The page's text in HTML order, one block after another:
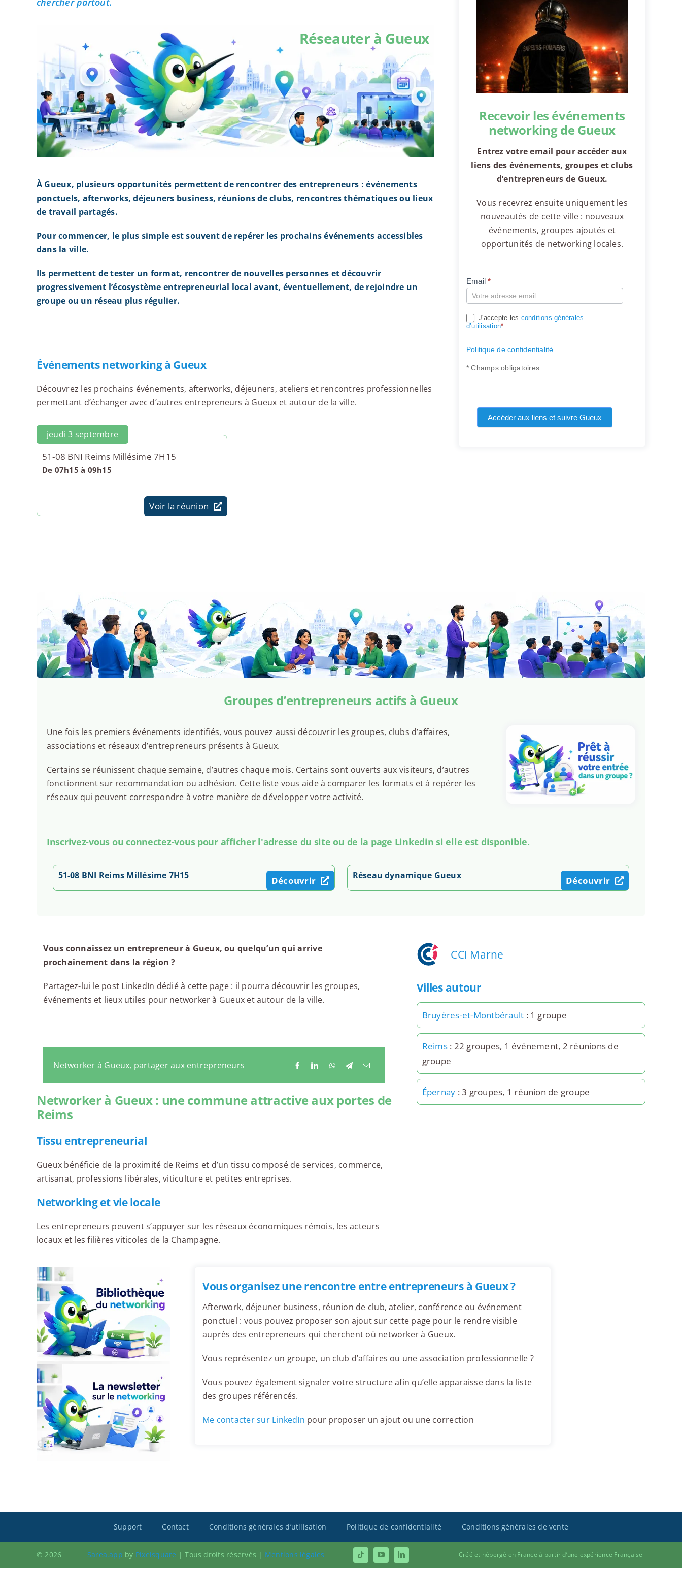
Réseauter à Gueux
À Gueux, plusieurs opportunités permettent de rencontrer des entrepreneurs : événements
ponctuels, afterworks, déjeuners business, réunions de clubs, rencontres thématiques ou lieux
de travail partagés.
Pour commencer, le plus simple est souvent de repérer les prochains événements accessibles
dans la ville.
Ils permettent de tester un format, rencontrer de nouvelles personnes et découvrir
progressivement l’écosystème entrepreneurial local avant, éventuellement, de rejoindre un
groupe ou un réseau plus régulier.
Événements networking à Gueux
Découvrez les prochains événements, afterworks, déjeuners, ateliers et rencontres professionnelles
permettant d’échanger avec d’autres entrepreneurs à Gueux et autour de la ville.
jeudi 3 septembre
51-08 BNI Reims Millésime 7H15
De 07h15 à 09h15
Voir la réunion
Recevoir les événements
networking de Gueux
Entrez votre email pour accéder aux
liens des événements, groupes et clubs
d’entrepreneurs de Gueux.
Vous recevrez ensuite uniquement les
nouveautés de cette ville : nouveaux
événements, groupes ajoutés et
opportunités de networking locales.
Compte
Email*
J'accepte les conditions générales
d’utilisation*
Politique de confidentialité
* Champs obligatoires
Accéder aux liens et suivre Gueux
Groupes d’entrepreneurs actifs à Gueux
Une fois les premiers événements identifiés, vous pouvez aussi découvrir les groupes, clubs d’affaires,
associations et réseaux d’entrepreneurs présents à Gueux.
Certains se réunissent chaque semaine, d’autres chaque mois. Certains sont ouverts aux visiteurs, d’autres
fonctionnent sur recommandation ou adhésion. Cette liste vous aide à comparer les formats et à repérer les
réseaux qui peuvent correspondre à votre manière de développer votre activité.
Inscrivez-vous ou connectez-vous pour afficher l'adresse du site ou de la page Linkedin si elle est disponible.
51-08 BNI Reims Millésime 7H15 Découvrir Réseau dynamique Gueux Découvrir
Vous connaissez un entrepreneur à Gueux, ou quelqu’un qui arrive
prochainement dans la région ?
Partagez-lui le post LinkedIn dédié à cette page : il pourra découvrir les groupes,
événements et lieux utiles pour networker à Gueux et autour de la ville.
Networker à Gueux, partager aux entrepreneurs
Networker à Gueux : une commune attractive aux portes de
Reims
Tissu entrepreneurial
Gueux bénéficie de la proximité de Reims et d’un tissu composé de services, commerce,
artisanat, professions libérales, viticulture et petites entreprises.
Networking et vie locale
Les entrepreneurs peuvent s’appuyer sur les réseaux économiques rémois, les acteurs
locaux et les filières viticoles de la Champagne.
CCI Marne
Villes autour
Bruyères-et-Montbérault : 1 groupe
Reims: 22 groupes, 1 événement, 2 réunions de
groupe
Épernay : 3 groupes, 1 réunion de groupe
Vous organisez une rencontre entre entrepreneurs à Gueux ?
Afterwork, déjeuner business, réunion de club, atelier, conférence ou événement
ponctuel : vous pouvez proposer son ajout sur cette page pour le rendre visible
auprès des entrepreneurs qui cherchent où networker à Gueux.
Vous représentez un groupe, un club d’affaires ou une association professionnelle ?
Vous pouvez également signaler votre structure afin qu’elle apparaisse dans la liste
des groupes référencés.
Me contacter sur LinkedIn pour proposer un ajout ou une correction
Support Contact Conditions générales d’utilisation Politique de confidentialité Conditions générales de vente
© 2026 Sarea.app by Pixelsquare |Tous droits réservés | Mentions légales Créé et hébergé en France à partir d’une expérience Française